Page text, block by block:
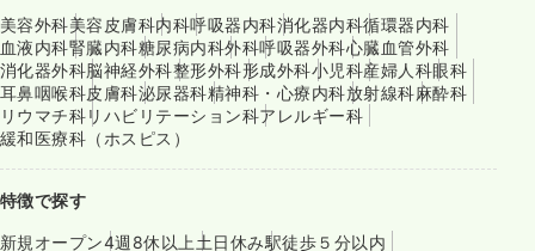
美容外科美容皮膚科内科呼吸器内科消化器内科循環器内科
血液内科腎臓内科糖尿病内科外科呼吸器外科心臓血管外科
消化器外科脳神経外科整形外科形成外科小児科産婦人科眼科
耳鼻咽喉科皮膚科泌尿器科精神科・心療内科放射線科麻酔科
リウマチ科リハビリテーション科アレルギー科
緩和医療科（ホスピス）
特徴で探す
新規オープン4週8休以上土日休み駅徒歩５分以内